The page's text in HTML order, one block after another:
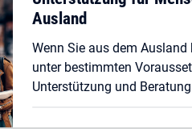
Ausland
Wenn Sie aus dem
unter bestimmten
Unterstützung und